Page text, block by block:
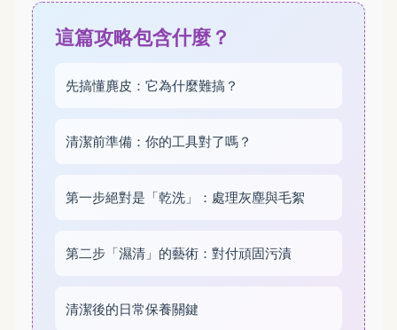
這篇攻略包含什麼？
先搞懂麂皮：它為什麼難搞？
清潔前準備：你的工具對了嗎？
第一步絕對是「乾洗」：處理灰塵與毛絮
第二步「濕清」的藝術：對付頑固污漬
清潔後的日常保養關鍵